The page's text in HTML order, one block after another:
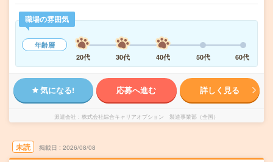
職場の雰囲気
年齢層
20代
30代 40代 50代 60代
気になる! 応募へ進む 詳しく見る
派遣会社 株式会社綜合キャリアオプション 製造事業部（全国）
未読 掲載日 2026/08/08